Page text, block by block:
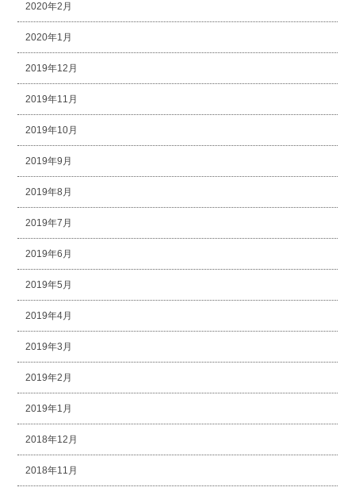
2020年2月
2020年1月
2019年12月
2019年11月
2019年10月
2019年9月
2019年8月
2019年7月
2019年6月
2019年5月
2019年4月
2019年3月
2019年2月
2019年1月
2018年12月
2018年11月